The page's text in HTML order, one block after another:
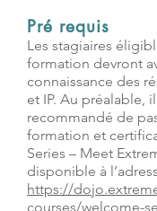
Pré requis
Les stagiaires
formation devront
connaissance des
et IP. Au préalable,
recommandé de
formation et
Series – Meet
disponible à
https://
courses/welcome-